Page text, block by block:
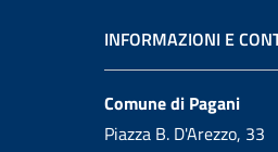
INFORMAZIONI E
Comune di Pagani
Piazza B. D'Arezzo, 33